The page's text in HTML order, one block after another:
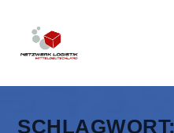
SCHLAGWORT: